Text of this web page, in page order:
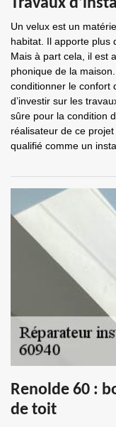
Travaux
Un velux est un
habitat. Il apporte plus
Mais à part cela, il est
phonique de la
conditionner le confort
d’investir sur les
sûre pour la condition
réalisateur de ce
qualifié comme un
Renolde 60 :
de toit